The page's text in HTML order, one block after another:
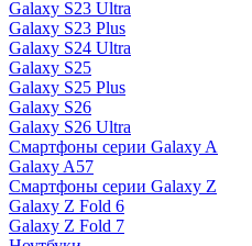
Galaxy S23 Ultra
Galaxy S23 Plus
Galaxy S24 Ultra
Galaxy S25
Galaxy S25 Plus
Galaxy S26
Galaxy S26 Ultra
Смартфоны серии Galaxy A
Galaxy A57
Смартфоны серии Galaxy Z
Galaxy Z Fold 6
Galaxy Z Fold 7